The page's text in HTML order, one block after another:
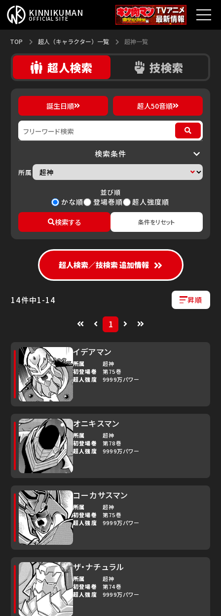
KINNIKUMAN
OFFICIAL SITE
TOP
キン肉マンとは？
アニメ
コミックス
特集
新超人募集
TOP 超人（キャラクター）一覧 超神一覧
超人検索 技検索
誕生日順 超人50音順
検索条件
所属
並び順
かな順 登場巻順 超人強度順
検索する 条件をリセット
超人検索／技検索 追加情報
14件中1-14
1
昇順
イデアマン
所属
超神
初登場巻
第75巻
超人強度
9999万パワー
オニキスマン
所属
超神
初登場巻
第78巻
超人強度
9999万パワー
コーカサスマン
所属
超神
初登場巻
第75巻
超人強度
9999万パワー
ザ・ナチュラル
所属
超神
初登場巻
第74巻
超人強度
9999万パワー